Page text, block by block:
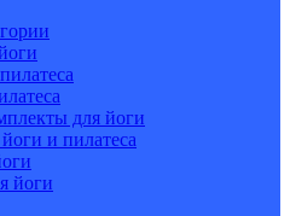
для йоги
и пилатеса
йоги